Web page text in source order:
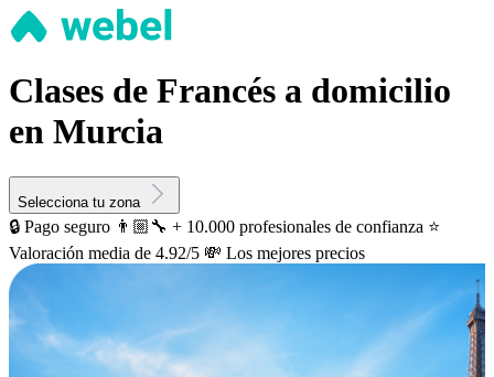
Clases de Francés a domicilio
en Murcia
Selecciona tu zona
🔒 Pago seguro 👨🏼‍🔧 + 10.000 profesionales de confianza ⭐️
Valoración media de 4.92/5 💸 Los mejores precios